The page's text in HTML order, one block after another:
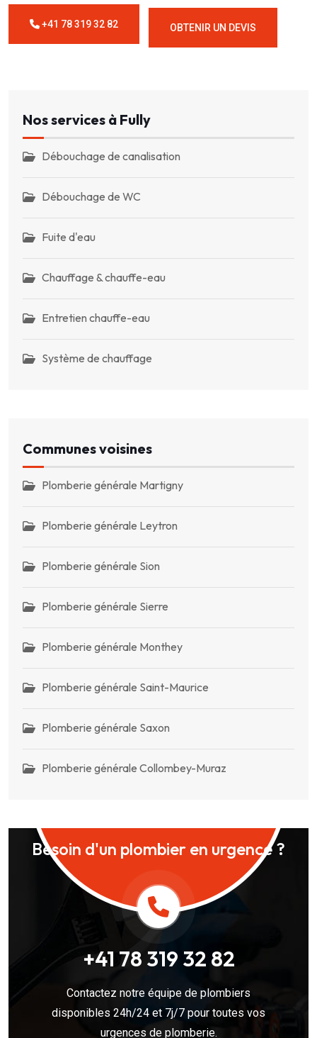
+41 78 319 32 82 OBTENIR UN DEVIS
Nos services à Fully
Débouchage de canalisation
Débouchage de WC
Fuite d'eau
Chauffage & chauffe-eau
Entretien chauffe-eau
Système de chauffage
Communes voisines
Plomberie générale Martigny
Plomberie générale Leytron
Plomberie générale Sion
Plomberie générale Sierre
Plomberie générale Monthey
Plomberie générale Saint-Maurice
Plomberie générale Saxon
Plomberie générale Collombey-Muraz
Besoin d'un plombier en urgence ?
+41 78 319 32 82
Contactez notre équipe de plombiers
disponibles 24h/24 et 7j/7 pour toutes vos
urgences de plomberie.